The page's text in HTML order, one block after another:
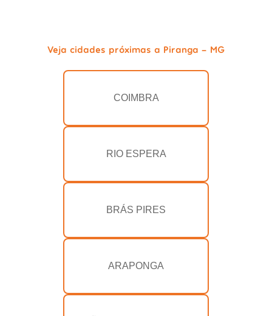
Veja cidades próximas a Piranga - MG
COIMBRA
RIO ESPERA
BRÁS PIRES
ARAPONGA